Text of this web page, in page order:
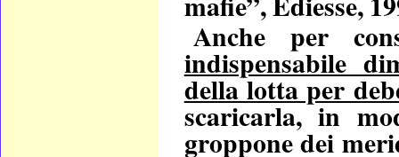
Anche per
indispensabile
della lotta per
scaricarla, in
groppone dei